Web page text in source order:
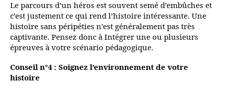
Le parcours d’un héros est souvent semé d’embûches et
c’est justement ce qui rend l’histoire intéressante. Une
histoire sans péripéties n’est généralement pas très
captivante. Pensez donc à Intégrer une ou plusieurs
épreuves à votre scénario pédagogique.
Conseil n°4 : Soignez l’environnement de votre
histoire